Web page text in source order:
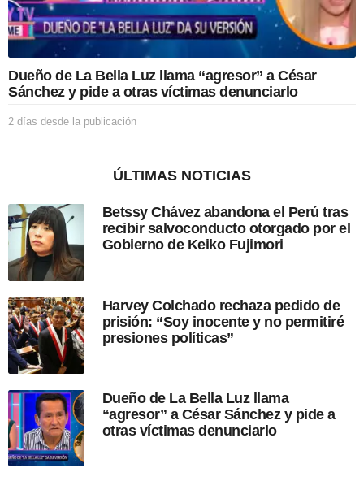
i
c
i
ó
Dueño de La Bella Luz llama “agresor” a César
Sánchez y pide a otras víctimas denunciarlo
2 días desde la publicación
s
e
s
d
p
u
b
a
c
ÚLTIMAS NOTICIAS
Betssy Chávez abandona el Perú tras
recibir salvoconducto otorgado por el
Gobierno de Keiko Fujimori
Harvey Colchado rechaza pedido de
prisión: “Soy inocente y no permitiré
presiones políticas”
Dueño de La Bella Luz llama
“agresor” a César Sánchez y pide a
otras víctimas denunciarlo